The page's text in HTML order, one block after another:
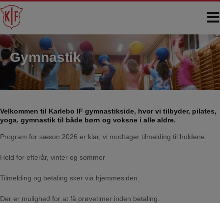
Hop
til
indholdet
Gymnastik
Velkommen til Karlebo IF gymnastikside, hvor vi tilbyder, pilates,
yoga, gymnastik til både børn og voksne i alle aldre.
Program for sæson 2026 er klar, vi modtager tilmelding til holdene.
Hold for efterår, vinter og sommer
Tilmelding og betaling sker via hjemmesiden.
Der er mulighed for at få prøvetimer inden betaling.